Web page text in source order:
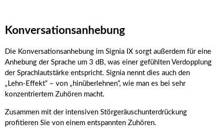
Konversationsanhebung
Die Konversationsanhebung im Signia IX sorgt außerdem für eine
Anhebung der Sprache um 3 dB, was einer gefühlten Verdopplung
der Sprachlautstärke entspricht. Signia nennt dies auch den
„Lehn-Effekt“ – von „hinüberlehnen“, wie man es bei sehr
konzentriertem Zuhören macht.
Zusammen mit der intensiven Störgeräuschunterdrückung
profitieren Sie von einem entspannten Zuhören.